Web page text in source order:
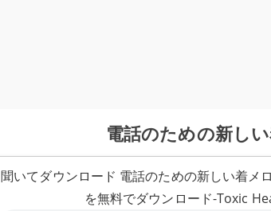
電話のための新し
聞いてダウンロード 電話のための新しい着メ
を無料でダウンロード-Toxic